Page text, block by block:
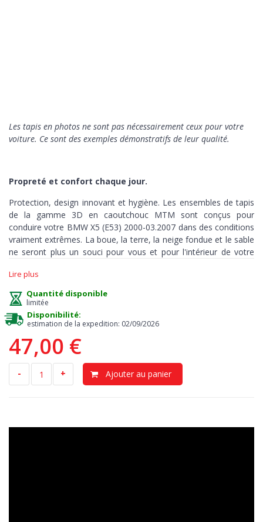
Les tapis en photos ne sont pas nécessairement ceux pour votre
voiture. Ce sont des exemples démonstratifs de leur qualité.
Propreté et confort chaque jour.
Protection, design innovant et hygiène. Les ensembles de tapis
de la gamme 3D en caoutchouc MTM sont conçus pour
conduire votre BMW X5 (E53) 2000-03.2007 dans des conditions
vraiment extrêmes. La boue, la terre, la neige fondue et le sable
ne seront plus un souci pour vous et pour l'intérieur de votre
couvrir chaque recoinde votre habitacle
dans toutes les conditions météorologiques.
Protection> notre tapis est la meilleure solution contre la
saleté et l’humidité. Le plancher d’origine reste sec et propre,
évitant tout risque d’odeurs et de moisissure. Les bords en
Lire plus
Quantité disponible
limitée
Disponibilité:
estimation de la expedition: 02/09/2026
47,00 €
- + Ajouter au panier